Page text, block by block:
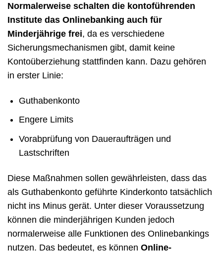
Normalerweise schalten die kontoführenden
Institute das Onlinebanking auch für
Minderjährige frei, da es verschiedene
Sicherungsmechanismen gibt, damit keine
Kontoüberziehung stattfinden kann. Dazu gehören
in erster Linie:
Guthabenkonto
Engere Limits
Vorabprüfung von Daueraufträgen und
Lastschriften
Diese Maßnahmen sollen gewährleisten, dass das
als Guthabenkonto geführte Kinderkonto tatsächlich
nicht ins Minus gerät. Unter dieser Voraussetzung
können die minderjährigen Kunden jedoch
normalerweise alle Funktionen des Onlinebankings
nutzen. Das bedeutet, es können Online-